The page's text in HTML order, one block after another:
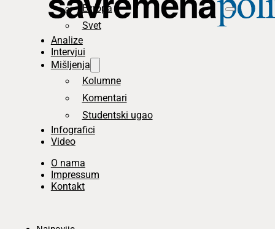
Evropa
Svet
Analize
Intervjui
Mišljenja
Kolumne
Komentari
Studentski ugao
Infografici
Video
O nama
Impressum
Kontakt